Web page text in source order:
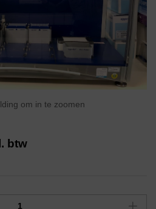
om in te zoomen
btw